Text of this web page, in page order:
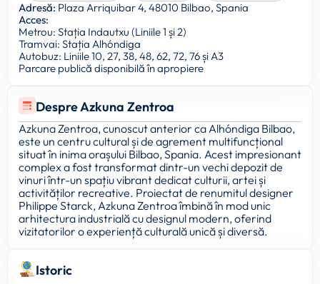
Despre Azkuna Zentroa
Azkuna Zentroa, cunoscut anterior ca Alhóndiga Bilbao,
este un centru cultural și de agrement multifuncțional
situat în inima orașului Bilbao, Spania. Acest impresionant
complex a fost transformat dintr-un vechi depozit de
vinuri într-un spațiu vibrant dedicat culturii, artei și
activităților recreative. Proiectat de renumitul designer
Philippe Starck, Azkuna Zentroa îmbină în mod unic
arhitectura industrială cu designul modern, oferind
vizitatorilor o experiență culturală unică și diversă.
Istoric
Adresă: Plaza Arriquibar 4, 48010 Bilbao, Spania
Acces:
Metrou: Stația Indautxu (Liniile 1 și 2)
Tramvai: Stația Alhóndiga
Autobuz: Liniile 10, 27, 38, 48, 62, 72, 76 și A3
Parcare publică disponibilă în apropiere